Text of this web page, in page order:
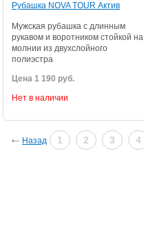
Рубашка NOVA TOUR Актив
Мужская рубашка с длинным
рукавом и воротником стойкой на
молнии из двухслойного
полиэстра
Цена 1 190 руб.
Нет в наличии
Назад 1 2 3 4